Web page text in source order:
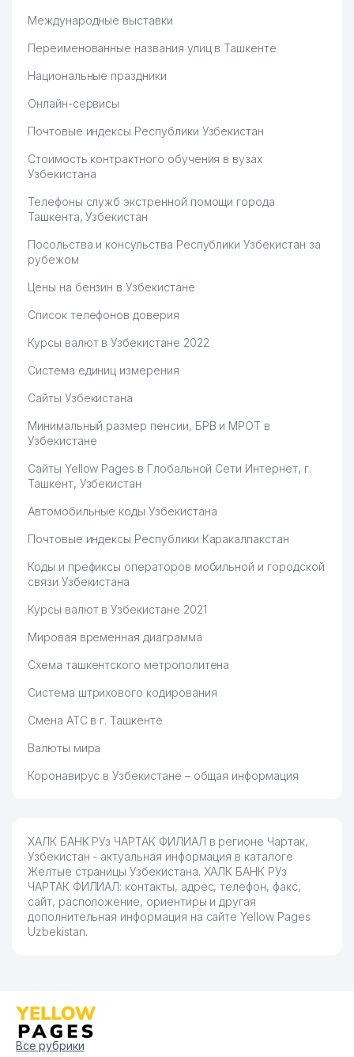
Международные выставки
Переименованные названия улиц в Ташкенте
Национальные праздники
Онлайн-сервисы
Почтовые индексы Республики Узбекистан
Стоимость контрактного обучения в вузах
Узбекистана
Телефоны служб экстренной помощи города
Ташкента, Узбекистан
Посольства и консульства Республики Узбекистан за
рубежом
Цены на бензин в Узбекистане
Список телефонов доверия
Курсы валют в Узбекистане 2022
Система единиц измерения
Сайты Узбекистана
Минимальный размер пенсии, БРВ и МРОТ в
Узбекистане
Сайты Yellow Pages в Глобальной Сети Интернет, г.
Ташкент, Узбекистан
Автомобильные коды Узбекистана
Почтовые индексы Республики Каракалпакстан
Коды и префиксы операторов мобильной и городской
связи Узбекистана
Курсы валют в Узбекистане 2021
Мировая временная диаграмма
Схема ташкентского метрополитена
Система штрихового кодирования
Смена АТС в г. Ташкенте
Валюты мира
Коронавирус в Узбекистане – общая информация
ХАЛК БАНК РУз ЧАРТАК ФИЛИАЛ в регионе Чартак,
Узбекистан - актуальная информация в каталоге
Желтые страницы Узбекистана. ХАЛК БАНК РУз
ЧАРТАК ФИЛИАЛ: контакты, адрес, телефон, факс,
сайт, расположение, ориентиры и другая
дополнительная информация на сайте Yellow Pages
Uzbekistan.
Все рубрики